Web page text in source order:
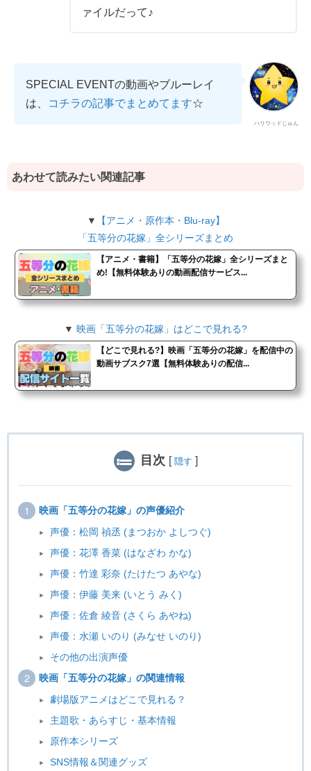
ァイルだって♪
ハリウッドじゅん
SPECIAL EVENTの動画やブルーレイ
は、
コチラの記事でまとめてます☆
あわせて読みたい関連記事
▼
【アニメ・原作本・Blu-ray】
「五等分の花嫁」全シリーズまとめ
【アニメ・書籍】「五等分の花嫁」全シリーズまと
め!【無料体験ありの動画配信サービス...
▼ 映画「五等分の花嫁」はどこで見れる?
【どこで見れる?】映画「五等分の花嫁」を配信中の
動画サブスク7選【無料体験ありの配信...
目次 [ 隠す ]
映画「五等分の花嫁」の声優紹介
声優：松岡 禎丞 (まつおか よしつぐ)
声優：花澤 香菜 (はなざわ かな)
声優：竹達 彩奈 (たけたつ あやな)
声優：伊藤 美来 (いとう みく)
声優：佐倉 綾音 (さくら あやね)
声優：水瀬 いのり (みなせ いのり)
その他の出演声優
映画「五等分の花嫁」の関連情報
劇場版アニメはどこで見れる？
主題歌・あらすじ・基本情報
原作本シリーズ
SNS情報＆関連グッズ